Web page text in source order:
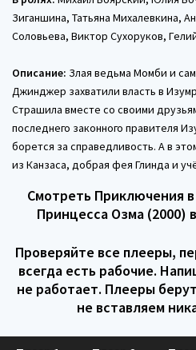
Зиганшина, Татьяна Михалевкина,
Соловьева, Виктор Сухоруков,
Описание: Злая ведьма Момби и
Джинджер захватили власть в
Страшила вместе со своими
последнего законного правителя
борется за справедливость. А в
из Канзаса, добрая фея Глинда и
Смотреть Приключения
Принцесса Озма (2000)
Проверяйте все плееры,
всегда есть рабочие.
не работает. Плееры
не вставляем